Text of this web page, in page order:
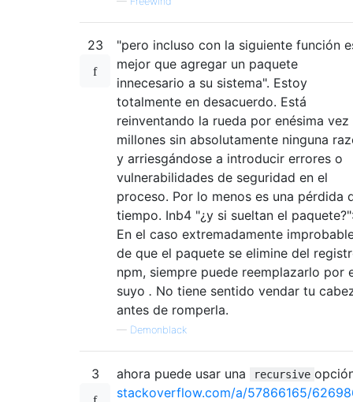
23
"pero incluso con la siguiente función
mejor que agregar un paquete
innecesario a su sistema". Estoy
totalmente en desacuerdo. Está
reinventando la rueda por enésima vez
millones sin absolutamente ninguna
y arriesgándose a introducir errores o
vulnerabilidades de seguridad en el
proceso. Por lo menos es una pérdida
tiempo. Inb4 "¿y si sueltan el
En el caso extremadamente
de que el paquete se elimine del
npm, siempre puede reemplazarlo por
suyo . No tiene sentido vendar tu
antes de romperla.
— Demonblack
3 ahora puede usar una recursive
stackoverflow.com/a/57866165/